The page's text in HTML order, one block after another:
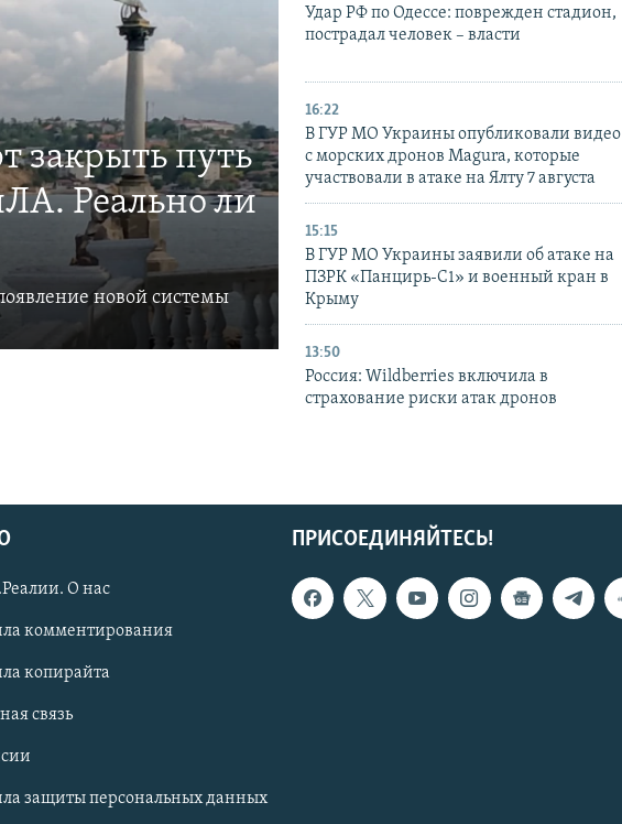
закрыть путь
Реально ли
новой системы
Удар РФ по Одессе: поврежден стадион,
пострадал человек – власти
16:22
В ГУР МО Украины опубликовали видео
с морских дронов Magura, которые
участвовали в атаке на Ялту 7 августа
15:15
В ГУР МО Украины заявили об атаке на
ПЗРК «Панцирь-С1» и военный кран в
Крыму
13:50
Россия: Wildberries включила в
страхование риски атак дронов
ПРИСОЕДИНЯЙТЕСЬ!
О нас
комментирования
копирайта
связь
защиты персональных данных